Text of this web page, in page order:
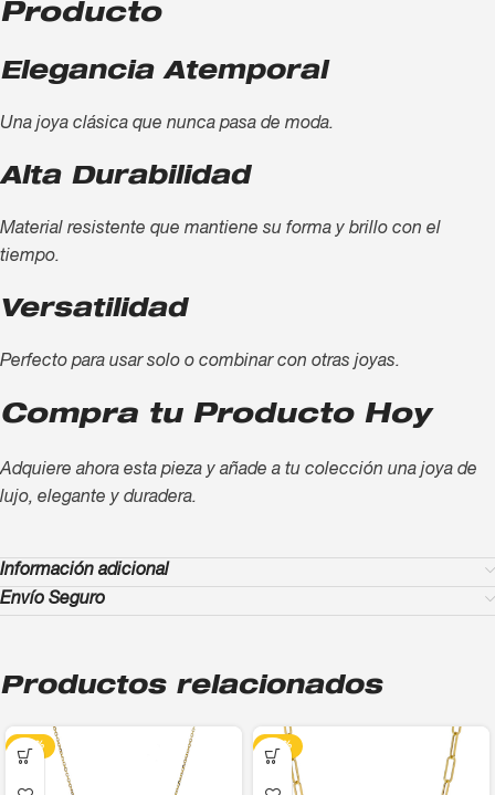
Producto
Elegancia Atemporal
Una joya clásica que nunca pasa de moda.
Alta Durabilidad
Material resistente que mantiene su forma y brillo con el
tiempo.
Versatilidad
Perfecto para usar solo o combinar con otras joyas.
Compra tu Producto Hoy
Adquiere ahora esta pieza y añade a tu colección una joya de
lujo, elegante y duradera.
Información adicional
Envío Seguro
Productos relacionados
-13% -13%